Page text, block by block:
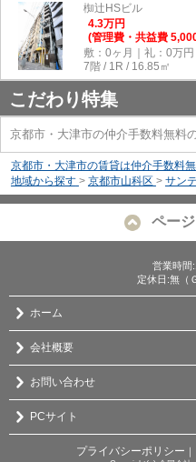
椥辻HSビル
4.3万円
(管理費・共益費
敷：0ヶ月｜礼：0万円
7階 / 1R / 16.85㎡
こだわり特集
京都市・大津市の仲介手数料無料
京都市・大津市の賃貸は仲介手数料
地域から探す > 京都市山科区 > サン
ペー
営業時間
定休日:無（
ホーム
会社概要
お問い合わせ
PCサイト
プライバシーポリシー ｜